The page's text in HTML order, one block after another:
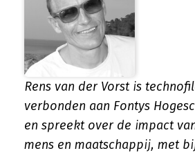
Rens van der Vorst is
verbonden aan Fontys
en spreekt over de impact
mens en maatschappij, met